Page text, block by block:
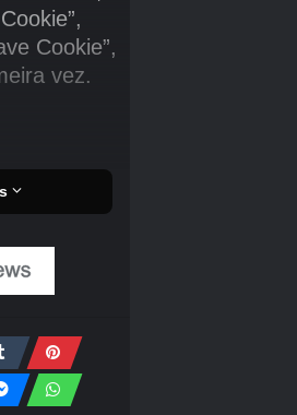
jab. O ataque carregado
durante o tempo de
os jogadores podem
frente, onde ela pode
para sempre e há
serem observadas.
ganhar um pouco de
isso cause danos, com
causando mais danos.